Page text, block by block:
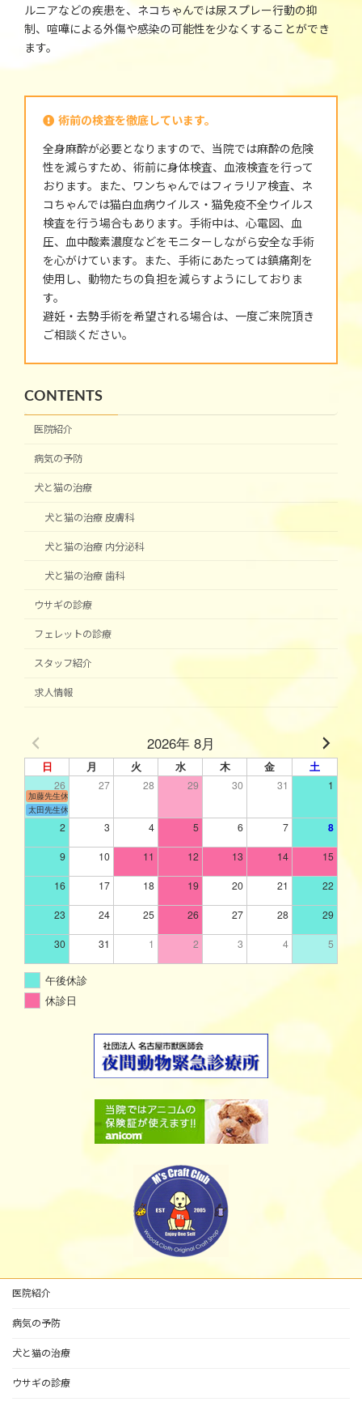
ルニアなどの疾患を、ネコちゃんでは尿スプレー行動の抑
制、喧嘩による外傷や感染の可能性を少なくすることができ
ます。
術前の検査を徹底しています。
全身麻酔が必要となりますので、当院では麻酔の危険
性を減らすため、術前に身体検査、血液検査を行って
おります。また、ワンちゃんではフィラリア検査、ネ
コちゃんでは猫白血病ウイルス・猫免疫不全ウイルス
検査を行う場合もあります。手術中は、心電図、血
圧、血中酸素濃度などをモニターしながら安全な手術
を心がけています。また、手術にあたっては鎮痛剤を
使用し、動物たちの負担を減らすようにしておりま
す。
避妊・去勢手術を希望される場合は、一度ご来院頂き
ご相談ください。
CONTENTS
医院紹介
病気の予防
犬と猫の治療
犬と猫の治療 皮膚科
犬と猫の治療 内分泌科
犬と猫の治療 歯科
ウサギの診療
フェレットの診療
スタッフ紹介
求人情報
2026年 8月
日 月 火 水 木 金 土
26 27 28 29 30 31 1
加藤先生休診
太田先生休診
2 3 4 5 6 7 8
9 10 11 12 13 14 15
16 17 18 19 20 21 22
23 24 25 26 27 28 29
30 31 1 2 3 4 5
午後休診
休診日
医院紹介
病気の予防
犬と猫の治療
ウサギの診療